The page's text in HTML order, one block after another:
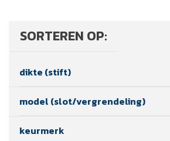
SORTEREN OP:
dikte (stift)
model (slot/vergrendeling)
keurmerk